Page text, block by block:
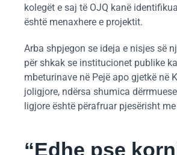
kolegët e saj të OJQ kanë
është menaxhere e projektit.
Arba shpjegon se ideja e nisjes së
për shkak se institucionet publike
mbeturinave në Pejë apo gjetkë në
joligjore, ndërsa shumica
ligjore është përafruar pjesërisht
“Edhe pse